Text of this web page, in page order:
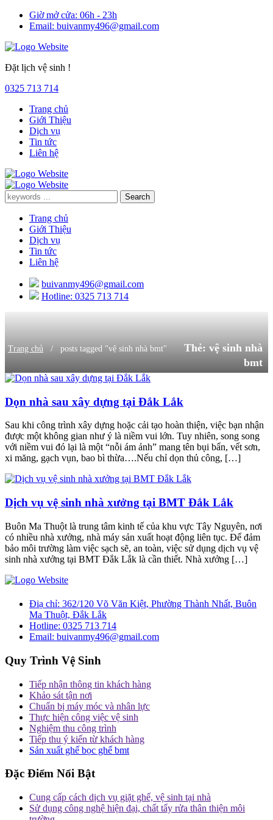
Giờ mở cửa: 06h - 23h
Email: buivanmy496@gmail.com
Đặt lịch vệ sinh !
0325 713 714
Trang chủ
Giới Thiệu
Dịch vụ
Tin tức
Liên hệ
Trang chủ
Giới Thiệu
Dịch vụ
Tin tức
Liên hệ
buivanmy496@gmail.com
Hotline: 0325 713 714
Trang chủ / posts tagged "vệ sinh nhà bmt" Thẻ:vệ sinh nhà
bmt
Dọn nhà sau xây dựng tại Đắk Lắk
Sau khi công trình xây dựng hoặc cải tạo hoàn thiện, việc bạn nhận
được một không gian như ý là niềm vui lớn. Tuy nhiên, song song
với niềm vui đó lại là một “nỗi ám ảnh” mang tên bụi bẩn, vết sơn,
xi măng, gạch vụn, bao bì thừa….Nếu chỉ dọn thủ công, […]
Dịch vụ vệ sinh nhà xưởng tại BMT Đắk Lắk
Buôn Ma Thuột là trung tâm kinh tế của khu vực Tây Nguyên, nơi
có nhiều nhà xưởng, nhà máy sản xuất hoạt động liên tục. Để đảm
bảo môi trường làm việc sạch sẽ, an toàn, việc sử dụng dịch vụ vệ
sinh nhà xưởng tại BMT Đắk Lắk là cần thiết. Nhà xưởng […]
Điạ chỉ: 362/120 Võ Văn Kiệt, Phường Thành Nhất, Buôn
Ma Thuột, Đắk Lắk
Hotline: 0325 713 714
Email: buivanmy496@gmail.com
Quy Trình Vệ Sinh
Tiếp nhận thông tin khách hàng
Khảo sát tận nơi
Chuẩn bị máy móc và nhân lực
Thực hiện công việc vệ sinh
Nghiệm thu công trình
Tiếp thu ý kiến từ khách hàng
Sản xuất ghế bọc ghế bmt
Đặc Điểm Nổi Bật
Cung cấp cách dịch vụ giặt ghế, vệ sinh tại nhà
Sử dụng công nghệ hiện đại, chất tẩy rửa thân thiện môi